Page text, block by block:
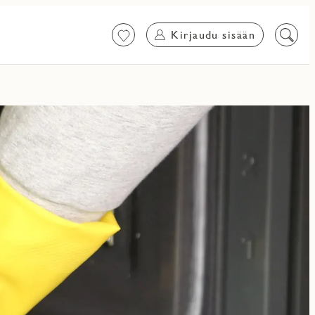
Suosikit Kirjaudu sisään
Etsi